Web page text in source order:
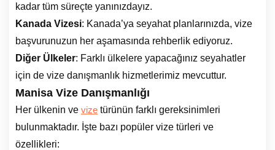
kadar tüm süreçte yanınızdayız.
Kanada Vizesi: Kanada’ya seyahat planlarınızda, vize
başvurunuzun her aşamasında rehberlik ediyoruz.
Diğer Ülkeler: Farklı ülkelere yapacağınız seyahatler
için de vize danışmanlık hizmetlerimiz mevcuttur.
Manisa Vize Danışmanlığı
Her ülkenin ve vize türünün farklı gereksinimleri
bulunmaktadır. İşte bazı popüler vize türleri ve
özellikleri: